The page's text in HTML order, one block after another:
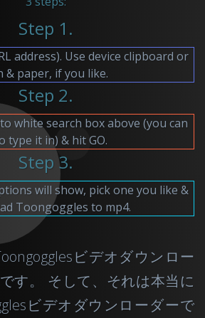
Step 1.
address). Use device clipboard or
& paper, if you like.
Step 2.
white search box above (you can
type it in) & hit GO.
Step 3.
will show, pick one you like &
Toongoggles to mp4.
ビデオダウンロー
す。 そして、それは本当に
ビデオダウンローダーで